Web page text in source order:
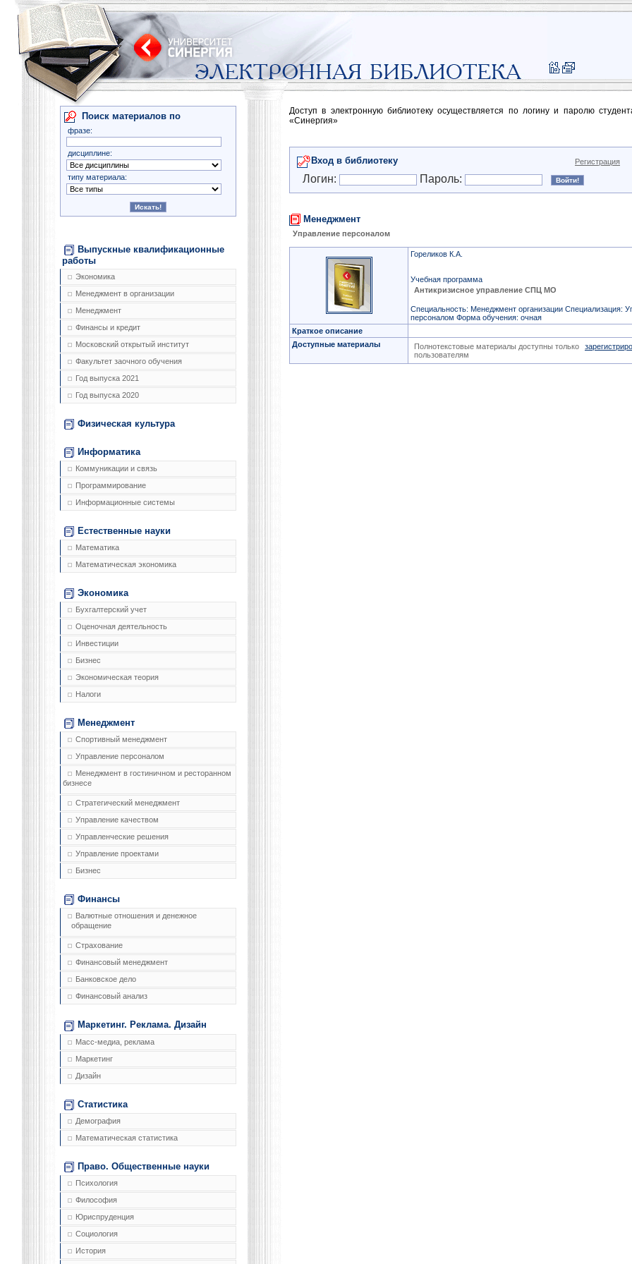
Поиск материалов по
фразе:
дисциплине:
типу материала:
Выпускные квалификационные
работы
Экономика
Менеджмент в организации
Менеджмент
Финансы и кредит
Московский открытый институт
Факультет заочного обучения
Год выпуска 2021
Год выпуска 2020
Физическая культура
Информатика
Коммуникации и связь
Программирование
Информационные системы
Естественные науки
Математика
Математическая экономика
Экономика
Бухгалтерский учет
Оценочная деятельность
Инвестиции
Бизнес
Экономическая теория
Налоги
Менеджмент
Спортивный менеджмент
Управление персоналом
Менеджмент в гостиничном и ресторанном
бизнесе
Стратегический менеджмент
Управление качеством
Управленческие решения
Управление проектами
Бизнес
Финансы
Валютные отношения и денежное
обращение
Страхование
Финансовый менеджмент
Банковское дело
Финансовый анализ
Маркетинг. Реклама. Дизайн
Масс-медиа, реклама
Маркетинг
Дизайн
Статистика
Демография
Математическая статистика
Право. Общественные науки
Психология
Философия
Юриспруденция
Социология
История
Доступ в электронную библиотеку осуществляется по логину и паролю
«Синергия»
Вход в библиотеку Регистрация
Логин: Пароль:
Менеджмент
Управление персоналом
Гореликов К.А.
Учебная программа
Антикризисное управление СПЦ МО
Специальность: Менеджмент организации Специализация:
персоналом Форма обучения: очная
Краткое описание
Доступные материалы
Полнотекстовые материалы доступны только
пользователям